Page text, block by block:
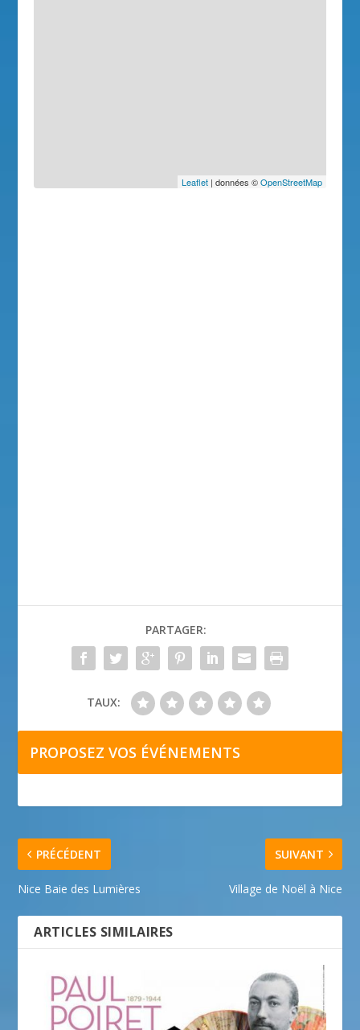
Leaflet| données ©OpenStreetMap
PARTAGER:
TAUX:
PROPOSEZ VOS ÉVÉNEMENTS
PRÉCÉDENT
Nice Baie des Lumières
SUIVANT
Village de Noël à Nice
ARTICLES SIMILAIRES